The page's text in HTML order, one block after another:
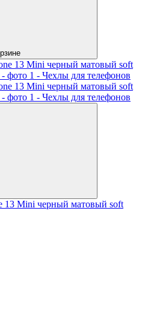
13 Mini черный матовый soft